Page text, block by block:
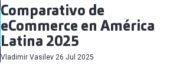
Comparativo de
eCommerce en América
Latina 2025
Vladimir Vasilev 26 Jul 2025